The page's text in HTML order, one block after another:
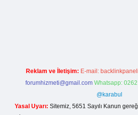
Reklam ve İletişim: E-mail:
forumhizmeti@gmail.com Whatsapp:
@karabul
Yasal Uyarı: Sitemiz, 5651 Sayılı Kanun